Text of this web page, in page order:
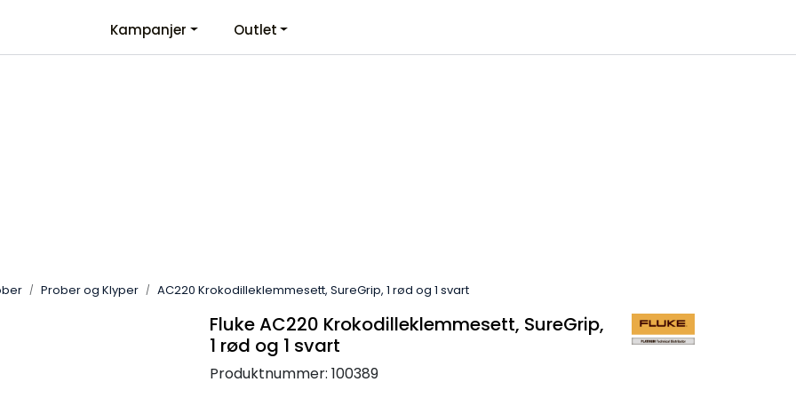
Kampanjer Outlet
Prober og Klyper AC220 Krokodilleklemmesett, SureGrip, 1 rød og 1 svart
Fluke AC220 Krokodilleklemmesett, SureGrip,
1 rød og 1 svart
Produktnummer: 100389